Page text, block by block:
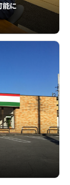
能に